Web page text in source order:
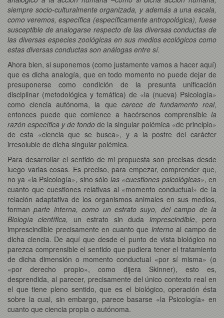
siempre socio-culturalmente organizada, y además a una escala,
como veremos, específica (específicamente antropológica), fuese
susceptible de analogarse respecto de las diversas conductas de
las diversas especies zoológicas en sus medios ecológicos como
estas diversas conductas son análogas entre sí.
Ahora bien, si suponemos (como justamente vamos a hacer aquí)
que es dicha analogía, que en todo momento no puede dejar de
presuponerse como condición de la presunta unificación
disciplinar (metodológica y temática) de «la (nueva) Psicología»
como ciencia autónoma, la que carece de fundamento real,
entonces puede que comience a hacérsenos comprensible la
razón específica y de fondo de la singular polémica «de principio»
de esta «ciencia que se busca», y a la postre del carácter
irresoluble de dicha singular polémica.
Para desarrollar el sentido de mi propuesta son precisas desde
luego varias cosas. Es preciso, para empezar, comprender que,
no ya «la Psicología», sino sólo las «cuestiones psicológicas», en
cuanto que cuestiones relativas al «momento conductual» de la
relación adaptativa de los organismos animales en sus medios,
formanparte interna, como un estrato suyo, del campo de la
Biología científica, un estrato sin duda imprescindible, pero
imprescindible precisamente en cuanto que internoal campo de
dicha ciencia. De aquí que desde el punto de vista biológico no
parezca comprensible el sentido que pudiera tener el tratamiento
de dicha dimensión o momento conductual «por sí misma» (o
«por derecho propio», como dijera Skinner), esto es,
desprendida, al parecer, precisamente del único contexto real en
el que tiene pleno sentido, que es el biológico, operación ésta
sobre la cual, sin embargo, parece basarse «la Psicología» en
cuanto que ciencia propia o autónoma.